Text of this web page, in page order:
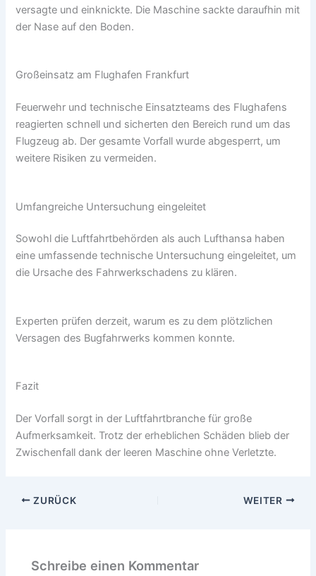
versagte und einknickte. Die Maschine sackte daraufhin mit
der Nase auf den Boden.
Großeinsatz am Flughafen Frankfurt
Feuerwehr und technische Einsatzteams des Flughafens
reagierten schnell und sicherten den Bereich rund um das
Flugzeug ab. Der gesamte Vorfall wurde abgesperrt, um
weitere Risiken zu vermeiden.
Umfangreiche Untersuchung eingeleitet
Sowohl die Luftfahrtbehörden als auch Lufthansa haben
eine umfassende technische Untersuchung eingeleitet, um
die Ursache des Fahrwerkschadens zu klären.
Experten prüfen derzeit, warum es zu dem plötzlichen
Versagen des Bugfahrwerks kommen konnte.
Fazit
Der Vorfall sorgt in der Luftfahrtbranche für große
Aufmerksamkeit. Trotz der erheblichen Schäden blieb der
Zwischenfall dank der leeren Maschine ohne Verletzte.
ZURÜCK WEITER
Schreibe einen Kommentar